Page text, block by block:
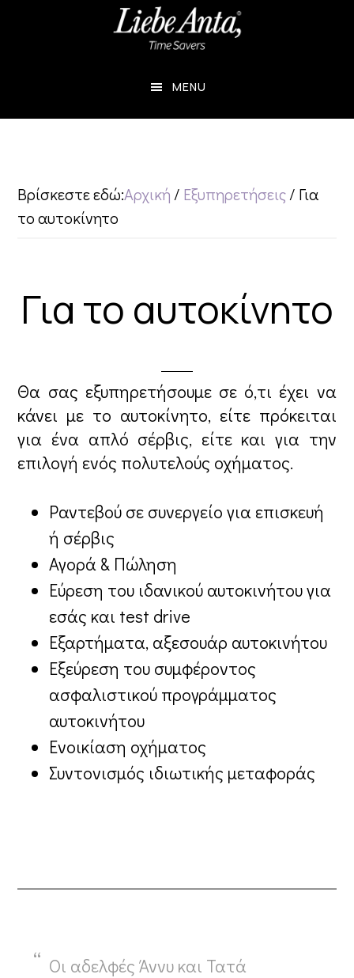
MENU
Βρίσκεστε εδώ:Αρχική / Εξυπηρετήσεις/ Για
το αυτοκίνητο
Για το αυτοκίνητο
Θα σας εξυπηρετήσουμε σε ό,τι έχει να
κάνει με το αυτοκίνητο, είτε πρόκειται
για ένα απλό σέρβις, είτε και για την
επιλογή ενός πολυτελούς οχήματος.
Ραντεβού σε συνεργείο για επισκευή
ή σέρβις
Αγορά & Πώληση
Εύρεση του ιδανικού αυτοκινήτου για
εσάς και test drive
Εξαρτήματα, αξεσουάρ αυτοκινήτου
Εξεύρεση του συμφέροντος
ασφαλιστικού προγράμματος
αυτοκινήτου
Ενοικίαση οχήματος
Συντονισμός ιδιωτικής μεταφοράς
Οι αδελφές Άννυ και Τατά